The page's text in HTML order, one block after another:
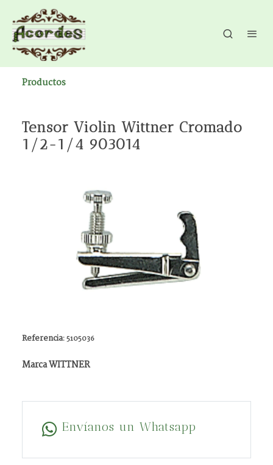
Productos
Tensor Violin Wittner Cromado
1/2-1/4 903014
Referencia:5105036
Marca WITTNER
Envíanos un Whatsapp